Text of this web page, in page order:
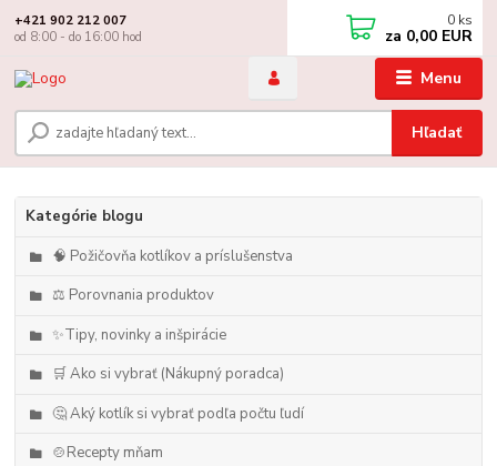
Menu
Hľadať
+421 902 212 007
od 8:00 - do 16:00 hod
0 ks
za 0,00 EUR
Kategórie blogu
🧠 Požičovňa kotlíkov a príslušenstva
⚖️ Porovnania produktov
✨Tipy, novinky a inšpirácie
🛒 Ako si vybrať (Nákupný poradca)
🤔 Aký kotlík si vybrať podľa počtu ľudí
🍲Recepty mňam